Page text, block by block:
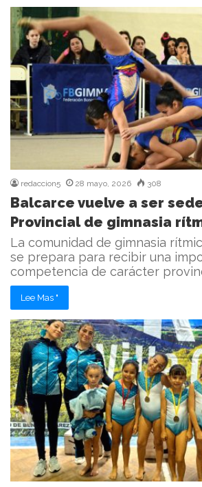
redaccion5 28 mayo, 2026 308
Balcarce vuelve a ser
Provincial de gimnasia
La comunidad de gimnasia
se prepara para recibir una
competencia de carácter
Lee Mas "